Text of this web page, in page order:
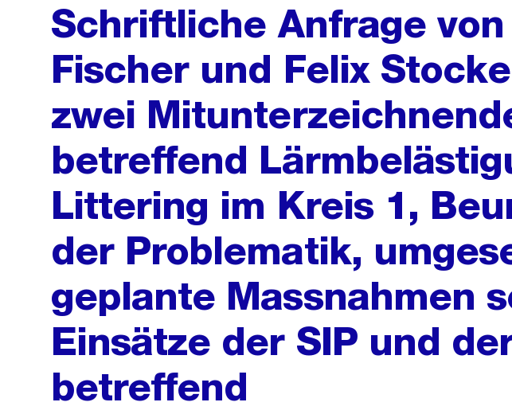
Schriftliche Anfrage von
Fischer und Felix
zwei
betreffend
Littering im Kreis 1,
der Problematik,
geplante Massnahmen
Einsätze der SIP und
betreffend